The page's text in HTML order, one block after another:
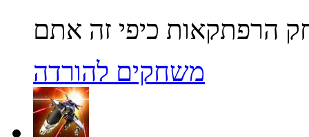
משחקים להורדה